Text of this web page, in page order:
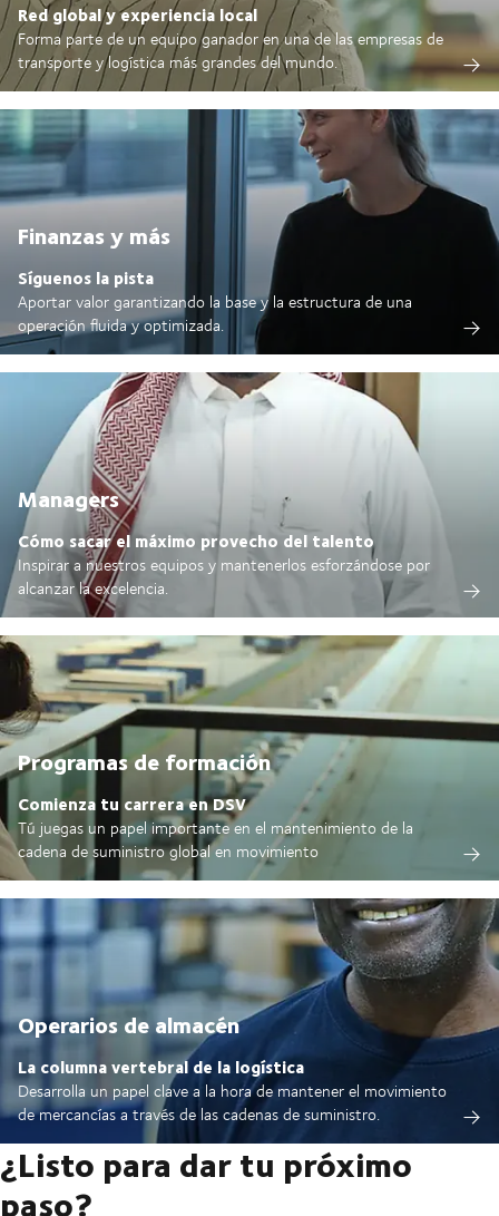
Red global y experiencia local
Forma parte de un equipo ganador en una de las empresas de
transporte y logística más grandes del mundo.
Finanzas y más
Síguenos la pista
Aportar valor garantizando la base y la estructura de una
operación fluida y optimizada.
Managers
Cómo sacar el máximo provecho del talento
Inspirar a nuestros equipos y mantenerlos esforzándose por
alcanzar la excelencia.
Programas de formación
Comienza tu carrera en DSV
Tú juegas un papel importante en el mantenimiento de la
cadena de suministro global en movimiento
Operarios de almacén
La columna vertebral de la logística
Desarrolla un papel clave a la hora de mantener el movimiento
de mercancías a través de las cadenas de suministro.
¿Listo para dar tu próximo
paso?